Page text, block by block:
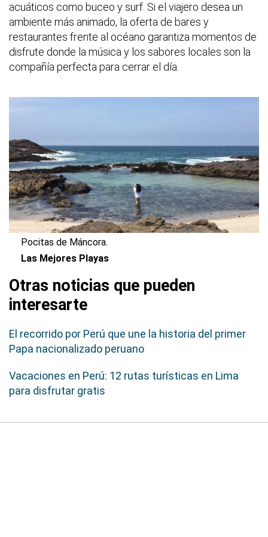
acuáticos como buceo y surf. Si el viajero desea un
ambiente más animado, la oferta de bares y
restaurantes frente al océano garantiza momentos de
disfrute donde la música y los sabores locales son la
compañía perfecta para cerrar el día.
Pocitas de Máncora.
Las Mejores Playas
Otras noticias que pueden
interesarte
El recorrido por Perú que une la historia del primer
Papa nacionalizado peruano
Vacaciones en Perú: 12 rutas turísticas en Lima
para disfrutar gratis